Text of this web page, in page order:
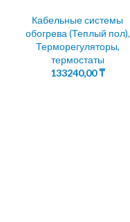
Кабельные системы
обогрева (Теплый пол),
Терморегуляторы,
термостаты
133240,00₸